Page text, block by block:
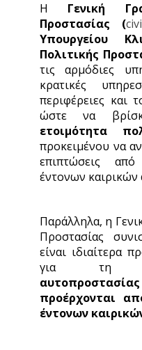
Η Γενική
Προστασίας (
Υπουργείου
Πολιτικής
τις αρμόδιες
κρατικές
περιφέρειες και
ώστε να
ετοιμότητα
προκειμένου να
επιπτώσεις
έντονων
Παράλληλα, η
Προστασίας
είναι ιδιαίτερα
για
προέρχονται
έντονων